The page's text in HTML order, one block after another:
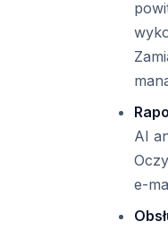
AI
e-